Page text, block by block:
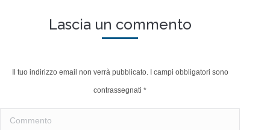
Lascia un commento
Il tuo indirizzo email non verrà pubblicato. I campi obbligatori sono
contrassegnati *
Commento